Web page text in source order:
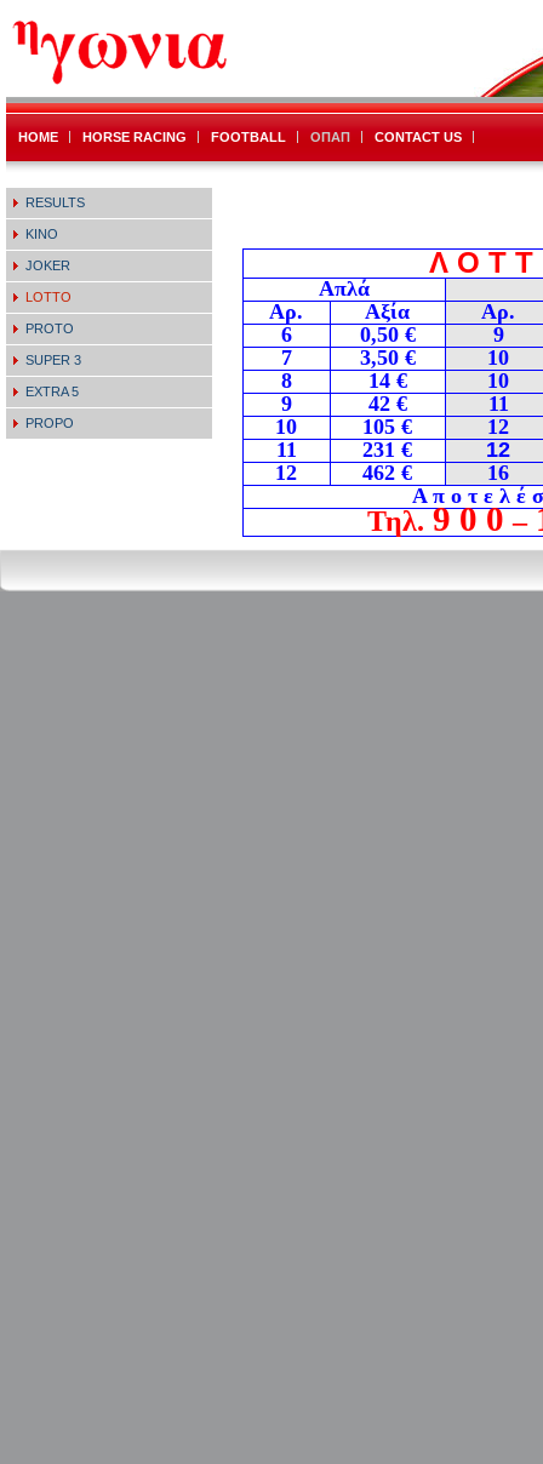
HOME HORSE RACING FOOTBALL ΟΠΑΠ CONTACT US
RESULTS
KINO
JOKER
LOTTO
PROTO
SUPER 3
EXTRA 5
PROPO
Λ Ο Τ Τ
Απλά
Αρ.
Αξία
Αρ.
6
0,50€
9
7
3,50 €
10
8
14 €
10
9
42 €
11
10
105 €
12
11
231 €
12
12
462 €
16
Α π ο τ ε λ έ
Τηλ.9 0 0–